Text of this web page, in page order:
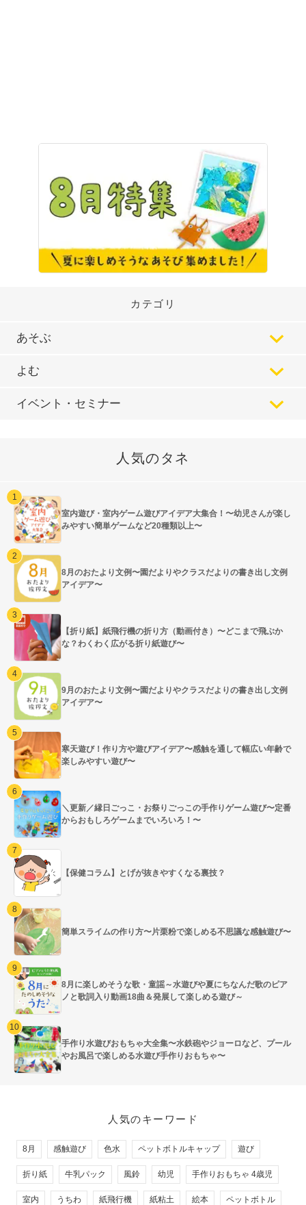
カテゴリ
あそぶ
よむ
イベント・セミナー
人気のタネ
室内遊び・室内ゲーム遊びアイデア大集合！〜幼児さんが楽し
みやすい簡単ゲームなど20種類以上〜
8月のおたより文例〜園だよりやクラスだよりの書き出し文例
アイデア〜
【折り紙】紙飛行機の折り方（動画付き）〜どこまで飛ぶか
な？わくわく広がる折り紙遊び〜
9月のおたより文例〜園だよりやクラスだよりの書き出し文例
アイデア〜
寒天遊び！作り方や遊びアイデア〜感触を通して幅広い年齢で
楽しみやすい遊び〜
＼更新／縁日ごっこ・お祭りごっこの手作りゲーム遊び〜定番
からおもしろゲームまでいろいろ！〜
【保健コラム】とげが抜きやすくなる裏技？
簡単スライムの作り方〜片栗粉で楽しめる不思議な感触遊び〜
8月に楽しめそうな歌・童謡～水遊びや夏にちなんだ歌のピア
ノと歌詞入り動画18曲＆発展して楽しめる遊び～
手作り水遊びおもちゃ大全集〜水鉄砲やジョーロなど、プール
やお風呂で楽しめる水遊び手作りおもちゃ〜
人気のキーワード
8月 感触遊び 色水 ペットボトルキャップ 遊び
折り紙 牛乳パック 風鈴 幼児 手作りおもちゃ 4歳児
室内 うちわ 紙飛行機 紙粘土 絵本 ペットボトル